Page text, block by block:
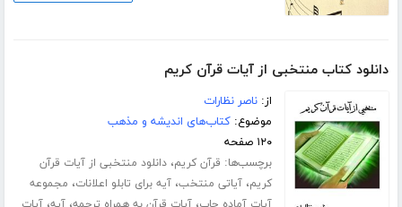
دانلود کتاب منتخبی از آیات قرآن کریم
از:ناصر نظارات
موضوع:کتاب‌های اندیشه و مذهب
۱۲۰ صفحه
برچسب‌ها: قرآن کریم،دانلود منتخبی از آیات قرآن
کریم،آیاتی منتخب،آیه برای تابلو اعلانات، مجموعه